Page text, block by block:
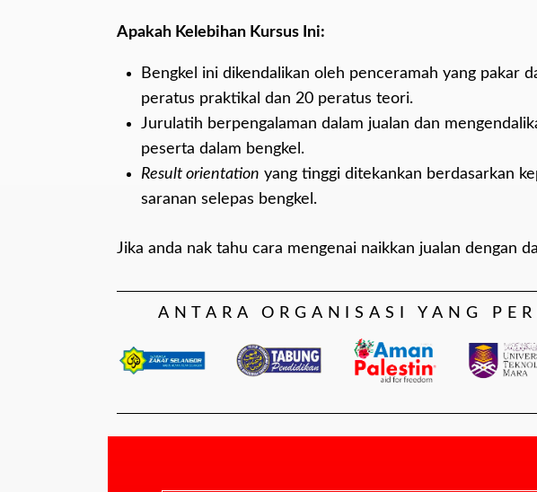
Apakah Kelebihan Kursus Ini:
Bengkel ini dikendalikan oleh penceramah yang pakar
peratus praktikal dan 20 peratus teori.
Jurulatih berpengalaman dalam jualan dan
peserta dalam bengkel.
Result orientation yang tinggi ditekankan berdasarkan
saranan selepas bengkel.
Jika anda nak tahu cara mengenai naikkan jualan dengan
ANTARA ORGANISASI YANG